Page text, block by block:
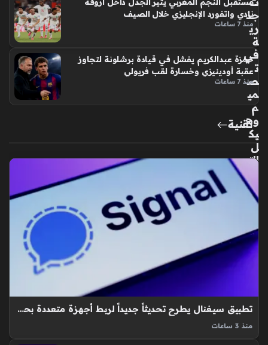
جذ
ري
ة
في
ت
ص
مي
م
وه
يك
ل
التب
ريد
الدا
خل
لها
ت
ف
الق
منذ
نادي واتفورد الإنجليزي خلال الصيف
منذ 7 ساعات
حمزة عبدالكريم يفشل في قيادة برشلونة لتجاوز
عقبة أودينيزي وخسارة لقب فريولي
منذ 7 ساعات
تقنية
تطبيق سيغنال يطرح تحديثاً جديداً لربط أجهزة متعددة بحساب مستخدم واحد
منذ 3 ساعات